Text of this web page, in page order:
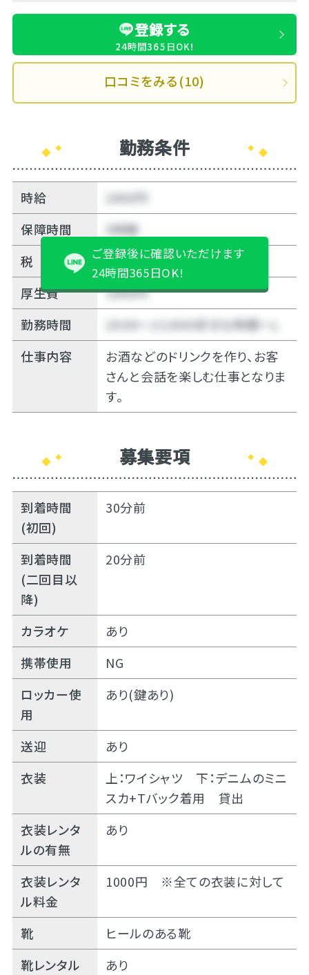
登録する
24時間365日OK!
口コミをみる(10)
勤務条件
時給
2000円
保障時間
5時間
税
10%
厚生費
1000円
勤務時間
20:00～21:00の好きな時間～Ｌ
仕事内容
お酒などのドリンクを作り、お客
さんと会話を楽しむ仕事となりま
す。
ご登録後に確認いただけます
24時間365日OK!
募集要項
到着時間
(初回)
30分前
到着時間
(二回目以
降)
20分前
カラオケ
あり
携帯使用
NG
ロッカー使
用
あり(鍵あり)
送迎
あり
衣装
上：ワイシャツ 下：デニムのミニ
スカ+Tバック着用 貸出
衣装レンタ
ルの有無
あり
衣装レンタ
ル料金
1000円 ※全ての衣装に対して
靴
ヒールのある靴
靴レンタル
あり